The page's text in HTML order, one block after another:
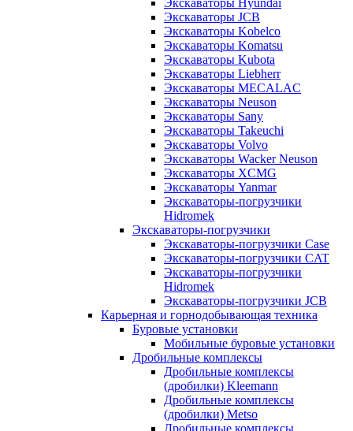
Экскаваторы Hyundai
Экскаваторы JCB
Экскаваторы Kobelco
Экскаваторы Komatsu
Экскаваторы Kubota
Экскаваторы Liebherr
Экскаваторы MECALAC
Экскаваторы Neuson
Экскаваторы Sany
Экскаваторы Takeuchi
Экскаваторы Volvo
Экскаваторы Wacker Neuson
Экскаваторы XCMG
Экскаваторы Yanmar
Экскаваторы-погрузчики
Hidromek
Экскаваторы-погрузчики
Экскаваторы-погрузчики Case
Экскаваторы-погрузчики CAT
Экскаваторы-погрузчики
Hidromek
Экскаваторы-погрузчики JCB
Карьерная и горнодобывающая техника
Буровые установки
Мобильные буровые установки
Дробильные комплексы
Дробильные комплексы
(дробилки) Kleemann
Дробильные комплексы
(дробилки) Metso
Дробильные комплексы